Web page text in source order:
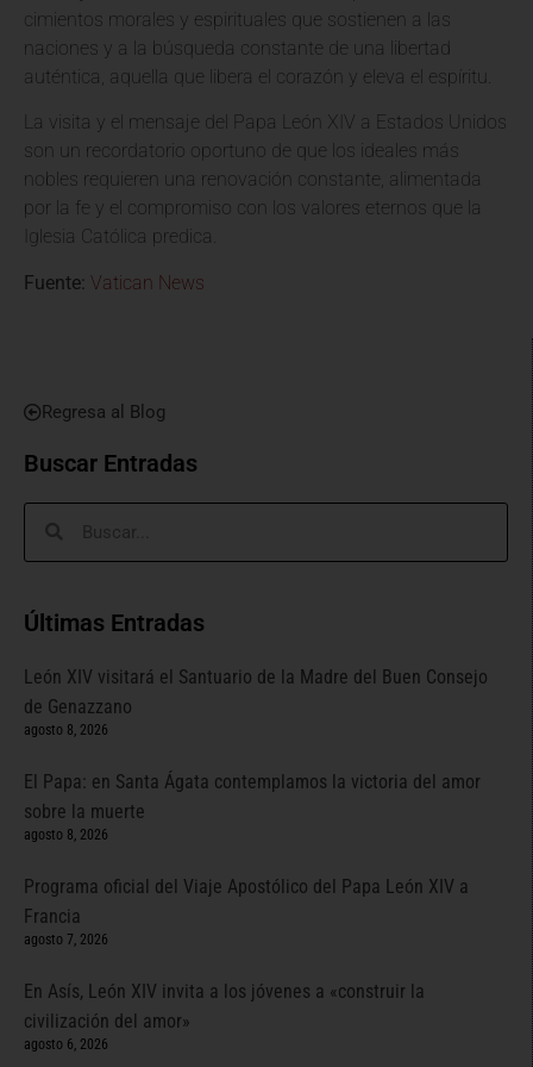
Regresa al Blog
Buscar Entradas
Últimas Entradas
León XIV visitará el Santuario de la Madre del Buen Consejo
de Genazzano
agosto 8, 2026
El Papa: en Santa Ágata contemplamos la victoria del amor
sobre la muerte
agosto 8, 2026
Programa oficial del Viaje Apostólico del Papa León XIV a
Francia
agosto 7, 2026
En Asís, León XIV invita a los jóvenes a «construir la
civilización del amor»
agosto 6, 2026
cimientos morales y espirituales que sostienen a las
naciones y a la búsqueda constante de una libertad
auténtica, aquella que libera el corazón y eleva el espíritu.
La visita y el mensaje del Papa León XIV a Estados Unidos
son un recordatorio oportuno de que los ideales más
nobles requieren una renovación constante, alimentada
por la fe y el compromiso con los valores eternos que la
Iglesia Católica predica.
Fuente: Vatican News